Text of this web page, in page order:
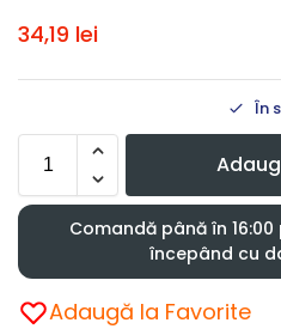
34,19 lei
În
Comandă până în
începând cu
Adaugă la Favorite